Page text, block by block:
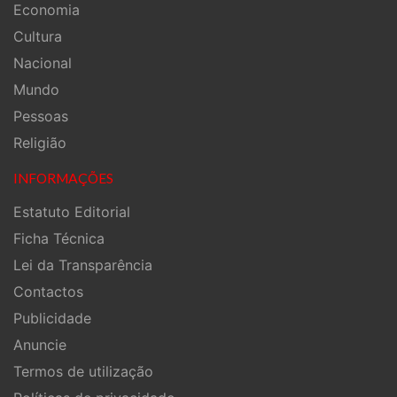
Economia
Cultura
Nacional
Mundo
Pessoas
Religião
INFORMAÇÕES
Estatuto Editorial
Ficha Técnica
Lei da Transparência
Contactos
Publicidade
Anuncie
Termos de utilização